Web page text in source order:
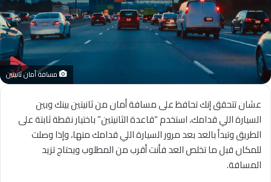
مسافة أمان ثانيتين
عشان تتحقق إنك تحافظ على مسافة أمان من ثانيتين بينك وبين
السيارة اللي قدامك، استخدم “قاعدة الثانيتين” باختيار نقطة ثابتة على
الطريق وتبدأ بالعد بعد مرور السيارة اللي قدامك منها، وإذا وصلت
للمكان قبل ما تخلص العد فأنت أقرب من المطلوب ويحتاج تزيد
المسافة.